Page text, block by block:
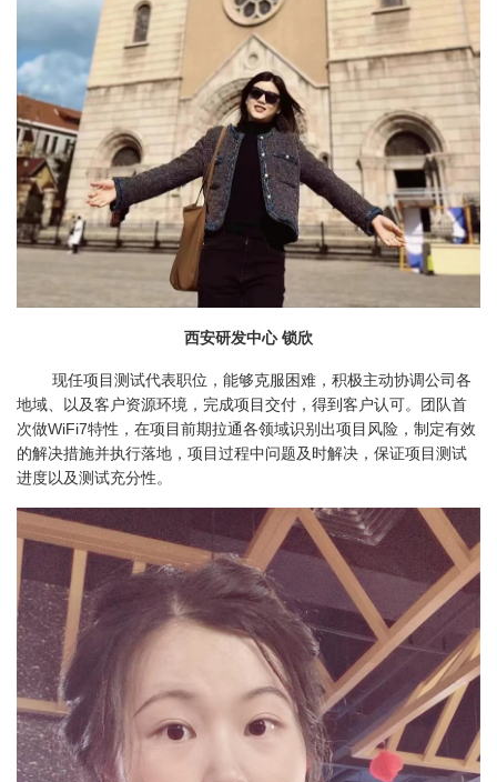
西安研发中心 锁欣
现任项目测试代表职位，能够克服困难，积极主动协调公司各
地域、以及客户资源环境，完成项目交付，得到客户认可。团队首
次做WiFi7特性，在项目前期拉通各领域识别出项目风险，制定有效
的解决措施并执行落地，项目过程中问题及时解决，保证项目测试
进度以及测试充分性。